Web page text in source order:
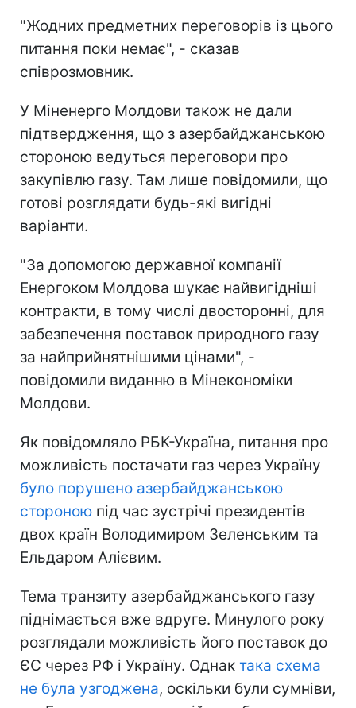
"Жодних предметних переговорів із цього
питання поки немає", - сказав
співрозмовник.
У Міненерго Молдови також не дали
підтвердження, що з азербайджанською
стороною ведуться переговори про
закупівлю газу. Там лише повідомили, що
готові розглядати будь-які вигідні
варіанти.
"За допомогою державної компанії
Енергоком Молдова шукає найвигідніші
контракти, в тому числі двосторонні, для
забезпечення поставок природного газу
за найприйнятнішими цінами", -
повідомили виданню в Мінекономіки
Молдови.
Як повідомляло РБК-Україна, питання про
можливість постачати газ через Україну
було порушено азербайджанською
стороною під час зустрічі президентів
двох країн Володимиром Зеленським та
Ельдаром Алієвим.
Тема транзиту азербайджанського газу
піднімається вже вдруге. Минулого року
розглядали можливість його поставок до
ЄС через РФ і Україну. Однак така схема
не була узгоджена, оскільки були сумніви,